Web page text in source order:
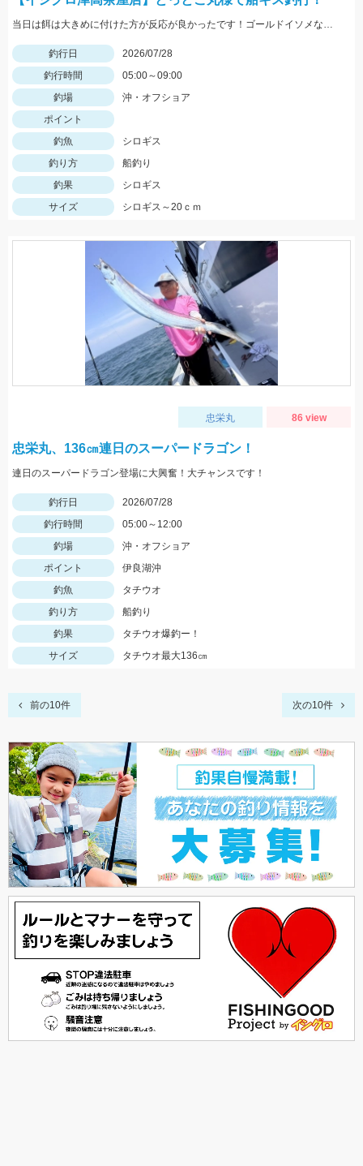
当日は餌は大きめに付けた方が反応が良かったです！ゴールドイソメなら半分にカットした物、石ゴカイなら２～３匹房掛けが好反応！
釣行日
2026/07/28
釣行時間
05:00～09:00
釣場
沖・オフショア
ポイント
釣魚
シロギス
釣り方
船釣り
釣果
シロギス
サイズ
シロギス～20ｃｍ
忠栄丸 86 view
忠栄丸、136㎝連日のスーパードラゴン！
連日のスーパードラゴン登場に大興奮！大チャンスです！
釣行日
2026/07/28
釣行時間
05:00～12:00
釣場
沖・オフショア
ポイント
伊良湖沖
釣魚
タチウオ
釣り方
船釣り
釣果
タチウオ爆釣ー！
サイズ
タチウオ最大136㎝
前の10件 次の10件